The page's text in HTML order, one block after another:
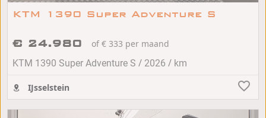
KTM 1390 Super Adventure S
€ 24.980
of € 333 per maand
KTM 1390 Super Adventure S / 2026 / km
IJsselstein